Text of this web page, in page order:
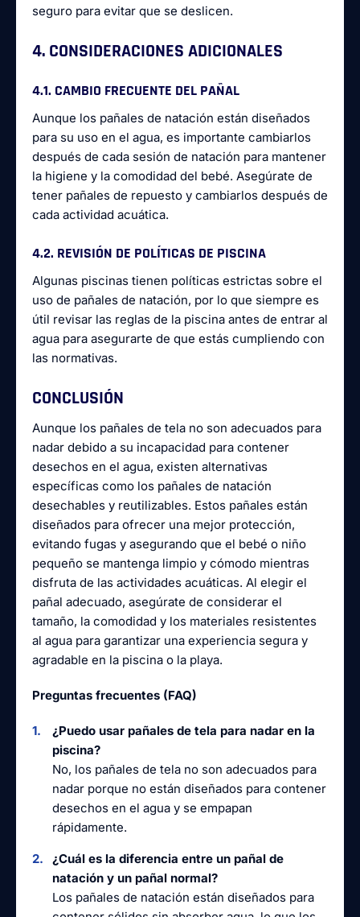
seguro para evitar que se deslicen.
4. CONSIDERACIONES ADICIONALES
4.1. CAMBIO FRECUENTE DEL PAÑAL
Aunque los pañales de natación están diseñados
para su uso en el agua, es importante cambiarlos
después de cada sesión de natación para mantener
la higiene y la comodidad del bebé. Asegúrate de
tener pañales de repuesto y cambiarlos después de
cada actividad acuática.
4.2. REVISIÓN DE POLÍTICAS DE PISCINA
Algunas piscinas tienen políticas estrictas sobre el
uso de pañales de natación, por lo que siempre es
útil revisar las reglas de la piscina antes de entrar al
agua para asegurarte de que estás cumpliendo con
las normativas.
CONCLUSIÓN
Aunque los pañales de tela no son adecuados para
nadar debido a su incapacidad para contener
desechos en el agua, existen alternativas
específicas como los pañales de natación
desechables y reutilizables. Estos pañales están
diseñados para ofrecer una mejor protección,
evitando fugas y asegurando que el bebé o niño
pequeño se mantenga limpio y cómodo mientras
disfruta de las actividades acuáticas. Al elegir el
pañal adecuado, asegúrate de considerar el
tamaño, la comodidad y los materiales resistentes
al agua para garantizar una experiencia segura y
agradable en la piscina o la playa.
Preguntas frecuentes (FAQ)
¿Puedo usar pañales de tela para nadar en la
piscina?
No, los pañales de tela no son adecuados para
nadar porque no están diseñados para contener
desechos en el agua y se empapan
rápidamente.
¿Cuál es la diferencia entre un pañal de
natación y un pañal normal?
Los pañales de natación están diseñados para